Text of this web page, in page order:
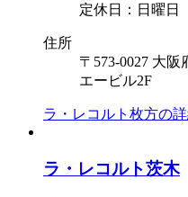
定休日：日曜日
住所
〒573-0027 大
エービル2F
ラ・レコルト枚方の
ラ・レコルト茨木